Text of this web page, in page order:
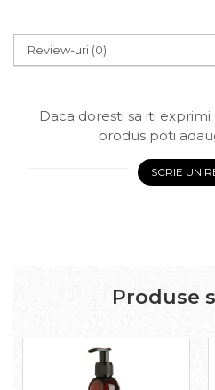
Review-uri (0)
Daca doresti sa iti
produs poti
SCRIE UN
Produse